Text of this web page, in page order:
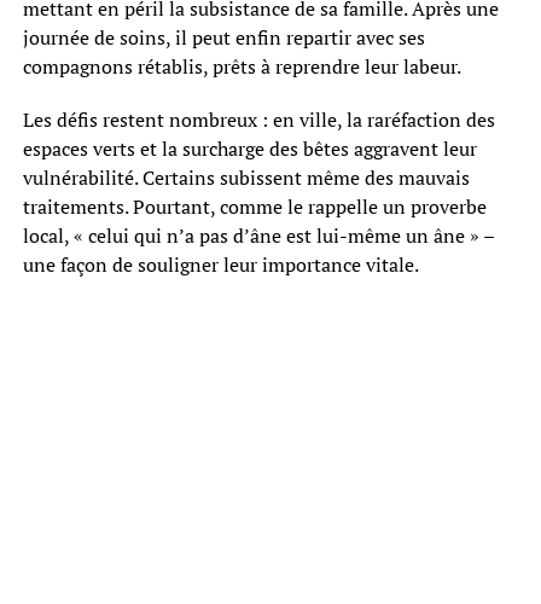
mettant en péril la subsistance de sa famille. Après une
journée de soins, il peut enfin repartir avec ses
compagnons rétablis, prêts à reprendre leur labeur.
Les défis restent nombreux : en ville, la raréfaction des
espaces verts et la surcharge des bêtes aggravent leur
vulnérabilité. Certains subissent même des mauvais
traitements. Pourtant, comme le rappelle un proverbe
local, « celui qui n’a pas d’âne est lui-même un âne » –
une façon de souligner leur importance vitale.